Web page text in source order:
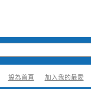
設為首頁 加入我的最愛